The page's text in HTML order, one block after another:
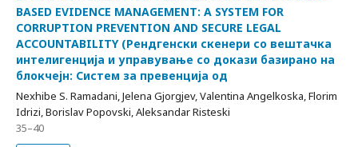
BASED EVIDENCE MANAGEMENT: A SYSTEM FOR
CORRUPTION PREVENTION AND SECURE LEGAL
ACCOUNTABILITY (Рендгенски скенери со вештачка
интелигенција и управување со докази базирано на
блокчејн: Систем за превенција од
Nexhibe S. Ramadani, Jelena Gjorgjev, Valentina Angelkoska, Florim
Idrizi, Borislav Popovski, Aleksandar Risteski
35–40